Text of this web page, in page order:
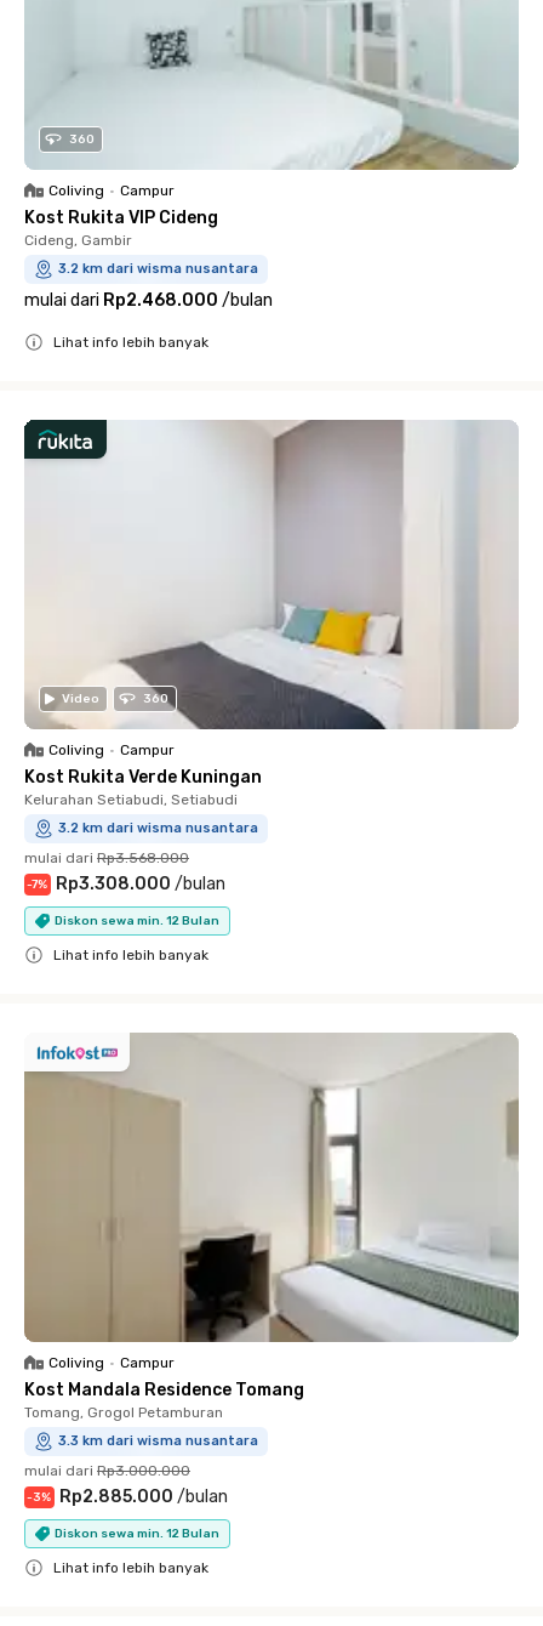
360
Coliving • Campur
Kost Rukita VIP Cideng
Cideng, Gambir
3.2 km dari wisma nusantara
mulai dari Rp2.468.000 /bulan
Lihat info lebih banyak
Video 360
Coliving • Campur
Kost Rukita Verde Kuningan
Kelurahan Setiabudi, Setiabudi
3.2 km dari wisma nusantara
mulai dari Rp3.568.000
-7% Rp3.308.000 /bulan
Diskon sewa min. 12 Bulan
Lihat info lebih banyak
Coliving • Campur
Kost Mandala Residence Tomang
Tomang, Grogol Petamburan
3.3 km dari wisma nusantara
mulai dari Rp3.000.000
-3% Rp2.885.000 /bulan
Diskon sewa min. 12 Bulan
Lihat info lebih banyak